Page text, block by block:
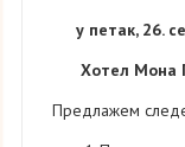
у петак, 26.
Хотел Мона
Предлажем